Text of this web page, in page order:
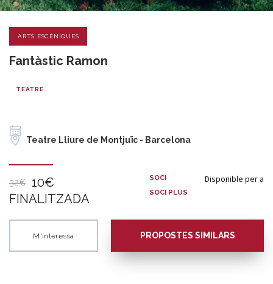
ARTS ESCÈNIQUES
Fantàstic Ramon
TEATRE
Teatre Lliure de Montjuïc - Barcelona
32€
10€
FINALITZADA
Disponible per a
SOCI
SOCI PLUS
M'interessa PROPOSTES SIMILARS